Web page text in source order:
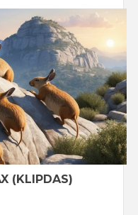
(KLIPDAS)